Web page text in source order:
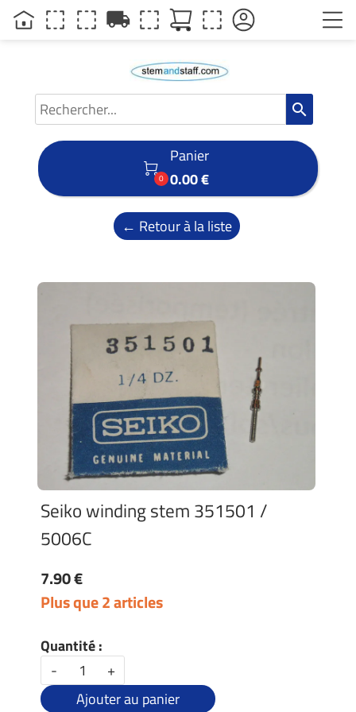
search

0
Panier
0.00 €
← Retour à la liste
Seiko winding stem 351501 /
5006C
7.90 €
Plus que 2 articles
Quantité :
-
+
Ajouter au panier
local_shipping